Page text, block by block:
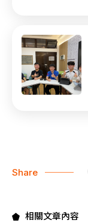
Share
相關文章內容